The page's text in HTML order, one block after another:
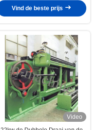
Vind de beste prijs
Video